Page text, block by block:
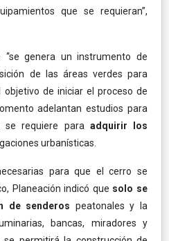
que se requieran”,
“se genera un instrumento de
de las áreas verdes para
de iniciar el proceso de
adelantan estudios para
requiere para adquirir los
urbanísticas.
para que el cerro se
Planeación indicó que solo se
de senderos peatonales y la
bancas, miradores y